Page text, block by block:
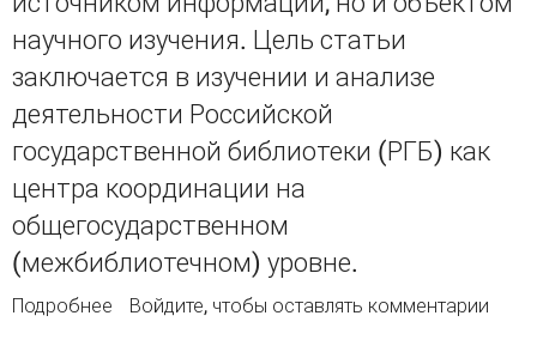
научного изучения. Цель статьи
заключается в изучении и анализе
деятельности Российской
государственной библиотеки (РГБ) как
центра координации на
общегосударственном
(межбиблиотечном) уровне.
Подробнее о РГБ как центр координации и нормативно-
Войдите, чтобы оставлять комментарии